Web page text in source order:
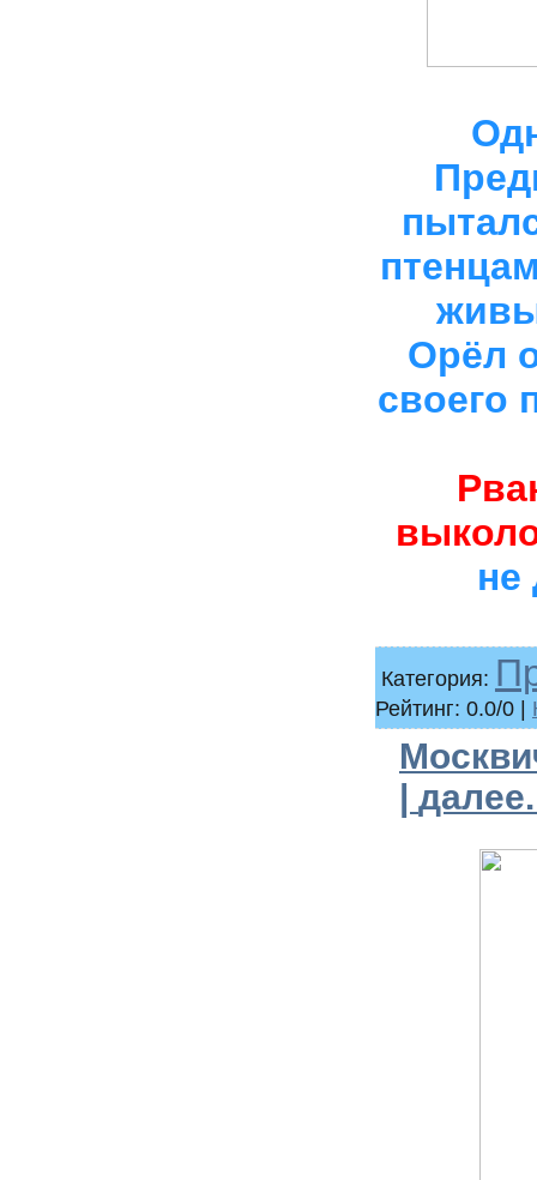
Орёл
своего
не
Категория:
Рейтинг: 0.0/0 |